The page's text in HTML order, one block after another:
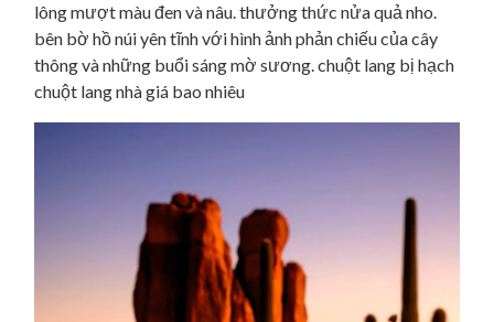
lông mượt màu đen và nâu. thưởng thức nửa quả nho.
bên bờ hồ núi yên tĩnh với hình ảnh phản chiếu của cây
thông và những buổi sáng mờ sương. chuột lang bị hạch
chuột lang nhà giá bao nhiêu